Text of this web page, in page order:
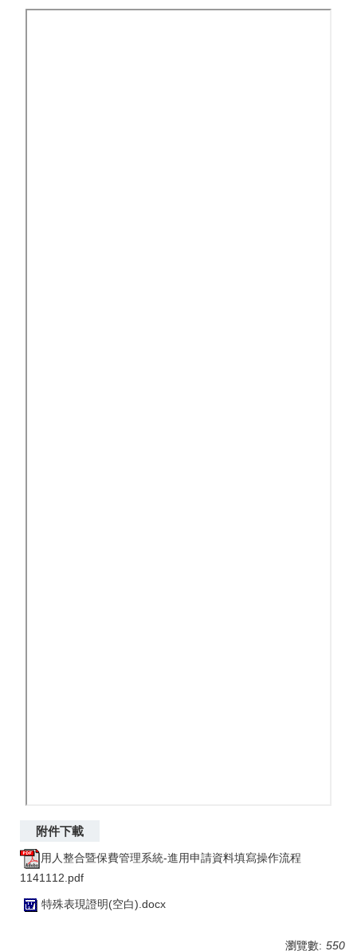
用人整合暨保費管理系統-進用申請資料填寫操作流程
1141112.pdf
特殊表現證明(空白).docx
瀏覽數: 550